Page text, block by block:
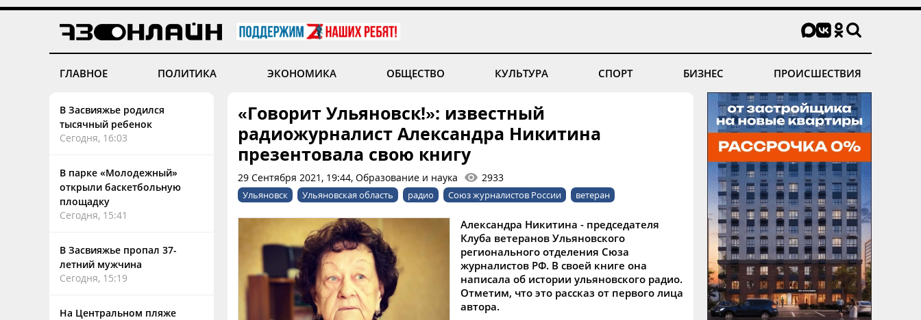
ГЛАВНОЕ ПОЛИТИКА ЭКОНОМИКА ОБЩЕСТВО КУЛЬТУРА СПОРТ БИЗНЕС ПРОИСШЕСТВИЯ
В Засвияжье родился
тысячный ребенок
Сегодня, 16:03
В парке «Молодежный»
открыли баскетбольную
площадку
Сегодня, 15:41
В Засвияжье пропал 37-
летний мужчина
Сегодня, 15:19
На Центральном пляже
«Говорит Ульяновск!»: известный
радиожурналист Александра Никитина
презентовала свою книгу
29 Сентября 2021, 19:44, Образование и наука 2933
Ульяновск Ульяновская область радио Союз журналистов России ветеран
Александра Никитина - председателя
Клуба ветеранов Ульяновского
регионального отделения Сюза
журналистов РФ. В своей книге она
написала об истории ульяновского радио.
Отметим, что это рассказ от первого лица
автора.